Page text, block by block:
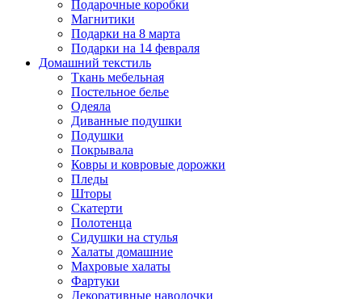
Подарочные коробки
Магнитики
Подарки на 8 марта
Подарки на 14 февраля
Домашний текстиль
Ткань мебельная
Постельное белье
Одеяла
Диванные подушки
Подушки
Покрывала
Ковры и ковровые дорожки
Пледы
Шторы
Скатерти
Полотенца
Сидушки на стулья
Халаты домашние
Махровые халаты
Фартуки
Декоративные наволочки